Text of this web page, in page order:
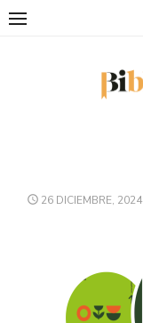
Saltar
PUBLICADO
26 DICIEMBRE, 2024